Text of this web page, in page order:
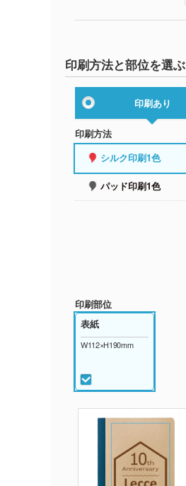
印刷方法と部位を選ぶ
印刷あり
印刷方法
シルク印刷1色
パッド印刷1色
印刷部位
表紙
W112×H190mm